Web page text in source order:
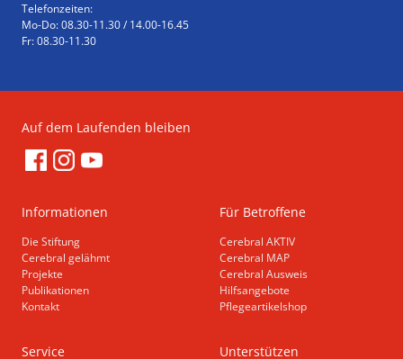
Telefonzeiten:
Mo-Do: 08.30-11.30 / 14.00-16.45
Fr: 08.30-11.30
Auf dem Laufenden bleiben
Informationen
Die Stiftung
Cerebral gelähmt
Projekte
Publikationen
Kontakt
Für Betroffene
Cerebral AKTIV
Cerebral MAP
Cerebral Ausweis
Hilfsangebote
Pflegeartikelshop
Service Unterstützen